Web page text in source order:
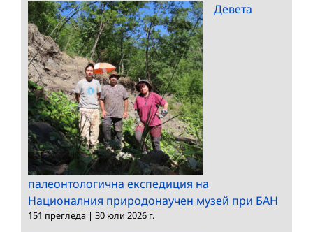
Девета
палеонтологична експедиция на
Националния природонаучен музей при БАН
151 прегледа | 30 юли 2026 г.